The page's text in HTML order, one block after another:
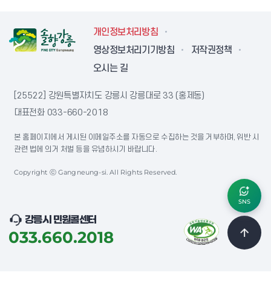
개인정보처리방침
영상정보처리기기방침
저작권정책
오시는 길
[25522] 강원특별자치도 강릉시 강릉대로 33 (홍제동)
대표전화 033-660-2018
본 홈페이지에서 게시된 이메일주소를 자동으로 수집하는 것을 거부하며, 위반 시
관련 법에 의거 처벌 등을 유념하시기 바랍니다.
Copyright ⓒ Gangneung-si. All Rights Reserved.
강릉시 민원콜센터
033.660.2018
SNS